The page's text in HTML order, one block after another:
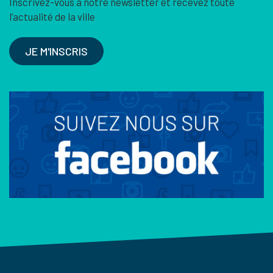
l’actualité de la ville
JE M'INSCRIS